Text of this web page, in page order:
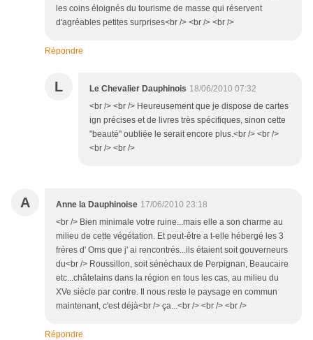
les coins éloignés du tourisme de masse qui réservent
d'agréables petites surprises<br /> <br /> <br />
Répondre
L Le Chevalier Dauphinois 18/06/2010 07:32
<br /> <br /> Heureusement que je dispose de cartes
ign précises et de livres très spécifiques, sinon cette
"beauté" oubliée le serait encore plus.<br /> <br />
<br /> <br />
A Anne la Dauphinoise 17/06/2010 23:18
<br /> Bien minimale votre ruine...mais elle a son charme au
milieu de cette végétation. Et peut-être a t-elle hébergé les 3
frères d' Oms que j' ai rencontrés...ils étaient soit gouverneurs
du<br /> Roussillon, soit sénéchaux de Perpignan, Beaucaire
etc...châtelains dans la région en tous les cas, au milieu du
XVe siècle par contre. Il nous reste le paysage en commun
maintenant, c'est déjà<br /> ça...<br /> <br /> <br />
Répondre